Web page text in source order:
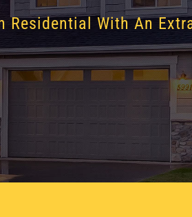
Residential With An